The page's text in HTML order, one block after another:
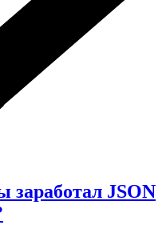
заработал JSON